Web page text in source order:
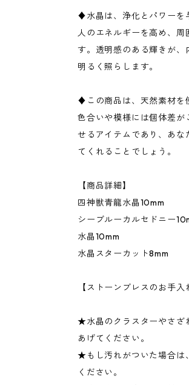
♦水晶は、浄化とパワーを
人のエネルギーを高め、
す。透明感のある輝きが
明るく照らします。
♦この商品は、天然素材を
色合いや模様には個体差
せるアイテムであり、あ
てくれることでしょう。
【商品詳細】
四神獣青龍水晶10mm
シーブルーカルセドニー
水晶10mm
水晶スターカット8mm
【ストーンブレスのお手入
★水晶のクラスターやさざ
あげてください。
★もし汚れがついた場合は
ください。